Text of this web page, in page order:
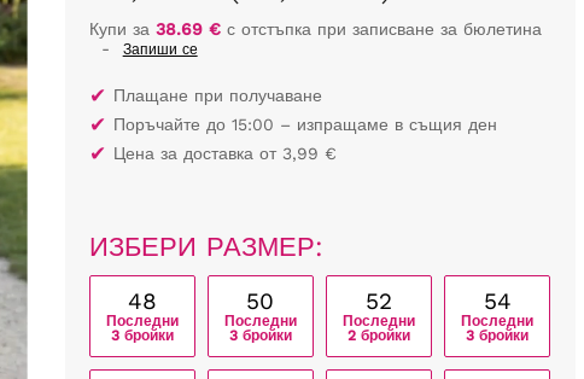
Купи за 38.69 €с отстъпка при записване за бюлетина
-
Запиши се
✔ Плащане при получаване
✔ Поръчайте до 15:00 – изпращаме в същия ден
✔ Цена за доставка от 3,99 €
ИЗБЕРИ РАЗМЕР:
48
Последни
3 бройки
50
Последни
3 бройки
52
Последни
2 бройки
54
Последни
3 бройки